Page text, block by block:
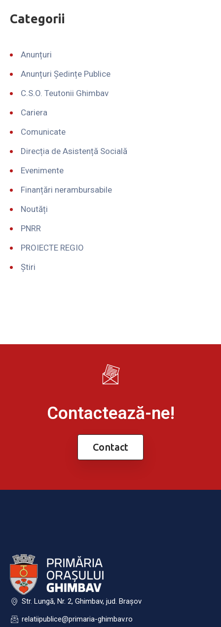
Categorii
Anunțuri
Anunțuri Ședințe Publice
C.S.O. Teutonii Ghimbav
Cariera
Comunicate
Direcția de Asistență Socială
Evenimente
Finanțări nerambursabile
Noutăți
PNRR
PROIECTE REGIO
Știri
Contactează-ne!
Contact
Str. Lungă, Nr. 2, Ghimbav, jud. Brașov
relatiipublice@primaria-ghimbav.ro